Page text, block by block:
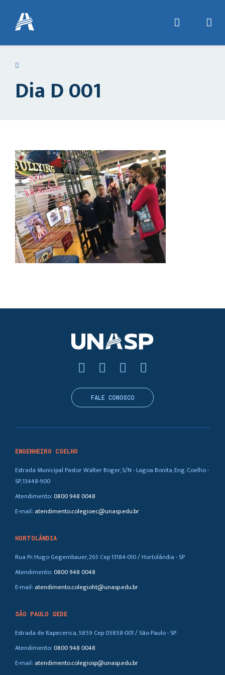
Dia D 001
ENGENHEIRO COELHO
Estrada Municipal Pastor Walter Boger, S/N - Lagoa Bonita, Eng. Coelho -
SP, 13448-900
Atendimento:0800 948 0048
E-mail: atendimento.colegioec@unasp.edu.br
HORTOLÂNDIA
Rua Pr. Hugo Gegembauer, 265 Cep 13184-010 / Hortolândia - SP
Atendimento:0800 948 0048
E-mail: atendimento.colegioht@unasp.edu.br
SÃO PAULO SEDE
Estrada de Itapecerica, 5859 Cep 05858-001 / São Paulo - SP
Atendimento:0800 948 0048
E-mail: atendimento.colegiosp@unasp.edu.br
FALE CONOSCO